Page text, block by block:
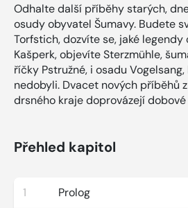
Odhalte další příběhy starých,
osudy obyvatel Šumavy. Budete
Torfstich, dozvíte se, jaké
Kašperk, objevíte Sterzmühle,
říčky Pstružné, i osadu
nedobyli. Dvacet nových příběhů
drsného kraje doprovázejí
Přehled kapitol
1 Prolog